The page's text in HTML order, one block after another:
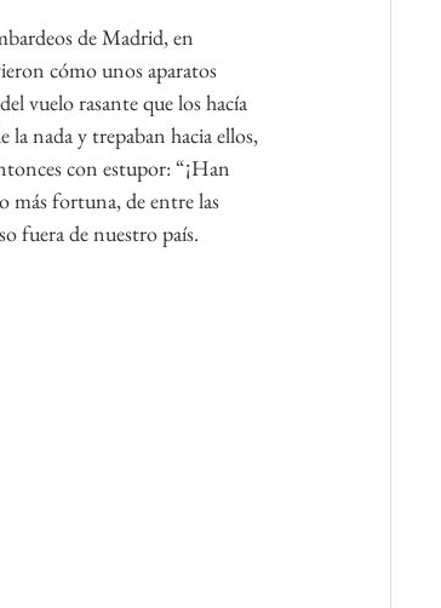
de Madrid, en
cómo unos aparatos
vuelo rasante que los hacía
la nada y trepaban hacia ellos,
con estupor: “¡Han
más fortuna, de entre las
fuera de nuestro país.